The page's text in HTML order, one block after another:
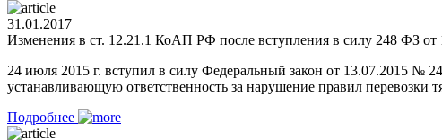
31.01.2017
Изменения в ст. 12.21.1 КоАП РФ после вступления в силу 248 ФЗ от
24 июля 2015 г. вступил в силу Федеральный закон от 13.07.2015 №
устанавливающую ответственность за нарушение правил перевозки
Подробнее